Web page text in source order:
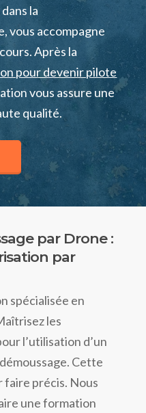
la
vous accompagne
Après la
pour devenir pilote
vous assure une
qualité.
par Drone :
par
spécialisée en
les
l’utilisation d’un
Cette
faire précis. Nous
une formation